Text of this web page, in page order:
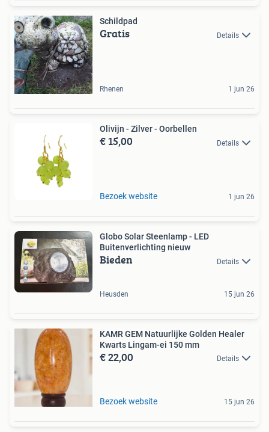
Schildpad
Gratis Details
Rhenen 1 jun 26
Olivijn - Zilver - Oorbellen
€ 15,00 Details
Bezoek website 1 jun 26
Globo Solar Steenlamp - LED
Buitenverlichting nieuw
Bieden Details
Heusden 15 jun 26
KAMR GEM Natuurlijke Golden Healer
Kwarts Lingam-ei 150 mm
€ 22,00 Details
Bezoek website 15 jun 26